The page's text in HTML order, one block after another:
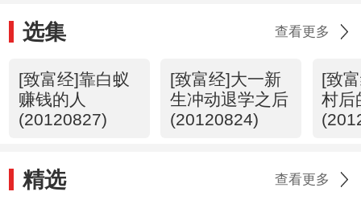
选集 查看更多
[致富经]靠白蚁
赚钱的人
(20120827)
[致富经]大一新
生冲动退学之后
(20120824)
[致
村后
精选 查看更多